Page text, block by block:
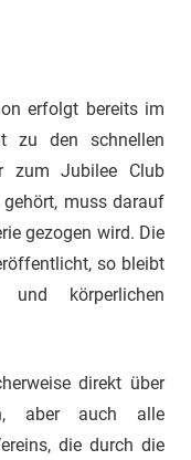
erfolgt bereits im
zu den schnellen
zum Jubilee Club
muss darauf
gezogen wird. Die
so bleibt
körperlichen
direkt über
aber auch alle
die durch die